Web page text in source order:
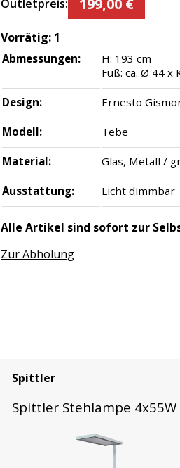
Outletpreis:
Vorrätig: 1
Abmessungen:
H: 193 cm
Fuß: ca. Ø 44 x
Design: Ernesto
Modell: Tebe
Material: Glas, Metall /
Ausstattung: Licht dimmbar
Alle Artikel sind sofort zur
Zur Abholung
Spittler
Spittler Stehlampe 4x55W